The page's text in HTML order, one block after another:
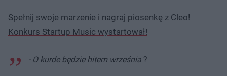
Spełnij swoje marzenie i nagraj piosenkę z Cleo!
Konkurs Startup Music wystartował!
- O kurde będzie hitem września ?